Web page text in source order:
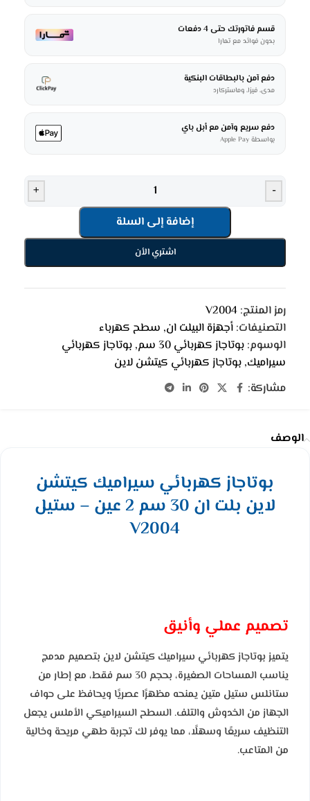
قسم فاتورتك حتى 4 دفعات
بدون فوائد مع تمارا
دفع آمن بالبطاقات البنكية
مدى، فيزا، وماستركارد
دفع سريع وآمن مع أبل باي
بواسطة Apple Pay
-
+
إضافة إلى السلة
اشتري الأن
رمز المنتج: V2004
التصنيفات: أجهزة البيلت ان, سطح كهرباء
الوسوم: بوتاجاز كهربائي 30 سم , بوتاجاز كهربائي
سيراميك, بوتاجاز كهربائي كيتشن لاين
مشاركة:
الوصف
بوتاجاز كهربائي سيراميك كيتشن
لاين بلت ان 30 سم 2 عين – ستيل
V2004
تصميم عملي وأنيق
يتميز بوتاجاز كهربائي سيراميك كيتشن لاين بتصميم مدمج
يناسب المساحات الصغيرة، بحجم 30 سم فقط، مع إطار من
ستانلس ستيل متين يمنحه مظهرًا عصريًا ويحافظ على حواف
الجهاز من الخدوش والتلف. السطح السيراميكي الأملس يجعل
التنظيف سريعًا وسهلًا، مما يوفر لك تجربة طهي مريحة وخالية
من المتاعب.